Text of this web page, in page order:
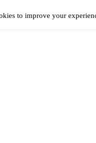
to improve your